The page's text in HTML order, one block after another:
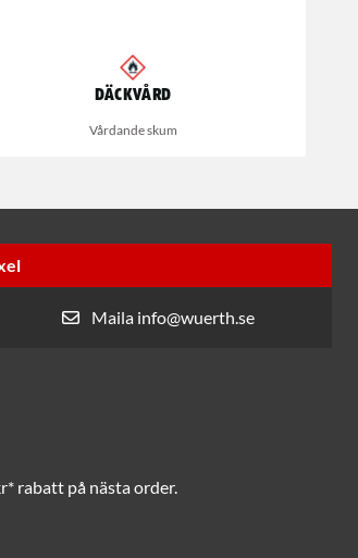
Däckvård
Vårdande skum
Maila info@wuerth.se
rabatt på nästa order.